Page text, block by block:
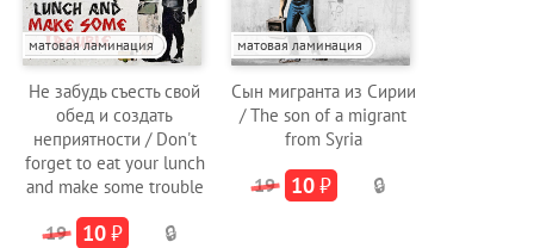
матовая ламинация
Не забудь съесть свой
обед и создать
неприятности / Don't
forget to eat your lunch
and make some trouble
19 10₽ 🔒
матовая ламинация
Сын мигранта из Сирии
/ The son of a migrant
from Syria
19 10₽ 🔒